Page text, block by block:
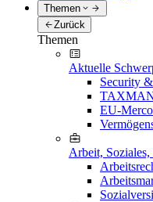
Themen
Zurück
Themen
Aktuelle
Security
EU-
Arbeit, Soziales,